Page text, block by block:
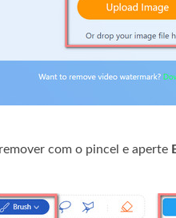
com o pincel e aperte